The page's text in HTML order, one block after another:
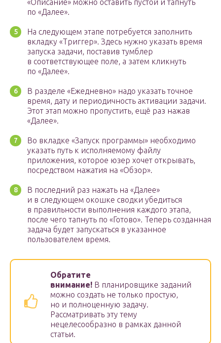
«Описание» можно оставить пустой и тапнуть
по «Далее».
На следующем этапе потребуется заполнить
вкладку «Триггер». Здесь нужно указать время
запуска задачи, поставив тумблер
в соответствующее поле, а затем кликнуть
по «Далее».
В разделе «Ежедневно» надо указать точное
время, дату и периодичность активации задачи.
Этот этап можно пропустить, ещё раз нажав
«Далее».
Во вкладке «Запуск программы» необходимо
указать путь к исполняемому файлу
приложения, которое юзер хочет открывать,
посредством нажатия на «Обзор».
В последний раз нажать на «Далее»
и в следующем окошке сводки убедиться
в правильности выполнения каждого этапа,
после чего тапнуть по «Готово». Теперь созданная
задача будет запускаться в указанное
пользователем время.
Обратите
внимание! В планировщике заданий
можно создать не только простую,
но и полноценную задачу.
Рассматривать эту тему
нецелесообразно в рамках данной
статьи.